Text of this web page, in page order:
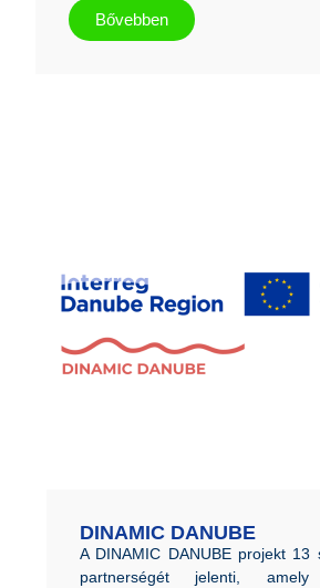
Bővebben
DINAMIC DANUBE
A DINAMIC DANUBE projekt 13
partnerségét jelenti,